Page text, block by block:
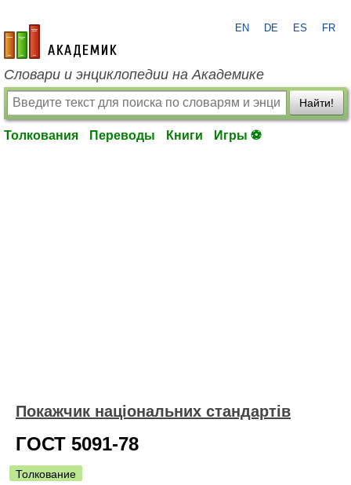
academic.ru
EN DE ES FR
Словари и энциклопедии на Академике
Найти!
Толкования Переводы Книги Игры ⚽
Покажчик національних стандартів
ГОСТ 5091-78
Толкование